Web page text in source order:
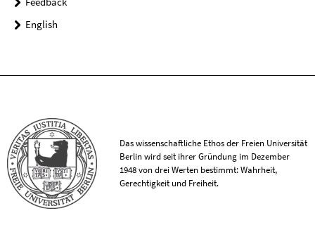
English
Das wissenschaftliche Ethos der Freien Universität
Berlin wird seit ihrer Gründung im Dezember
1948 von drei Werten bestimmt: Wahrheit,
Gerechtigkeit und Freiheit.